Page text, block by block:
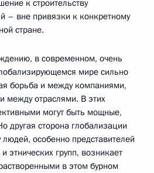
к строительству
– вне привязки к конкретному
стране.
в современном, очень
мире сильно
борьба и между компаниями,
между отраслями. В этих
могут быть мощные,
другая сторона глобализации
особенно представителей
этнических групп, возникает
в этом бурном